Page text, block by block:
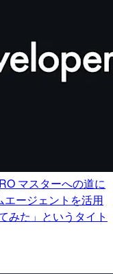
マスターへの道に
ージェントを活用
みた」というタイト